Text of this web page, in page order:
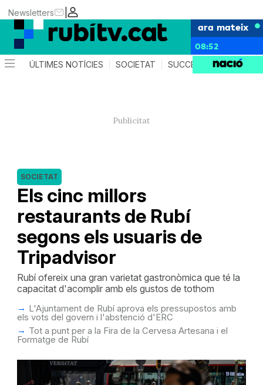
|
Newsletters
ara mateix
08:52
ÚLTIMES NOTÍCIES SOCIETAT SUCCESSOS
Els cinc millors
restaurants de Rubí
segons els usuaris de
Tripadvisor
SOCIETAT
Rubí ofereix una gran varietat gastronòmica que té la
capacitat d'acomplir amb els gustos de tothom
L'Ajuntament de Rubí aprova els pressupostos amb
els vots del govern i l'abstenció d'ERC
Tot a punt per a la Fira de la Cervesa Artesana i el
Formatge de Rubí